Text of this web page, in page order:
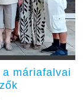
máriafalvai